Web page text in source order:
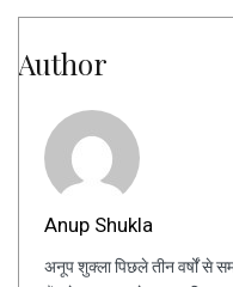
Author
Anup Shukla
अनूप शुक्ला पिछले तीन वर्षों से